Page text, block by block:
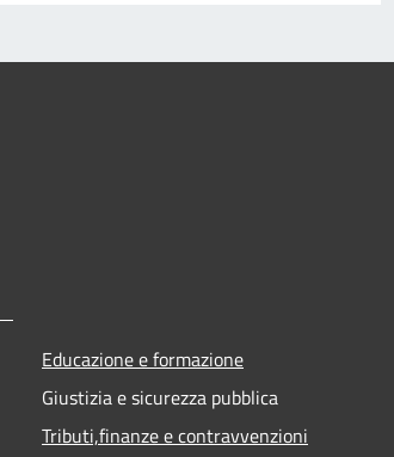
Educazione e formazione
Giustizia e sicurezza pubblica
Tributi,finanze e contravvenzioni